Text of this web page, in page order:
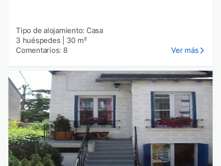
Tipo de alojamiento: Casa
3 huéspedes
30 m²
Comentarios: 8
Ver más